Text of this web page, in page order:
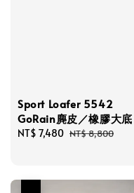
Sport Loafer 5542
GoRain麂皮／橡膠大底
Sale
NT$ 7,480 Regular
NT$ 8,800